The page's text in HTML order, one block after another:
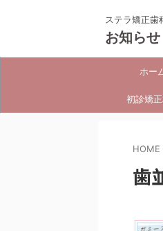
ステラ矯正歯
お知ら
ホー
初診矯
HOME
歯